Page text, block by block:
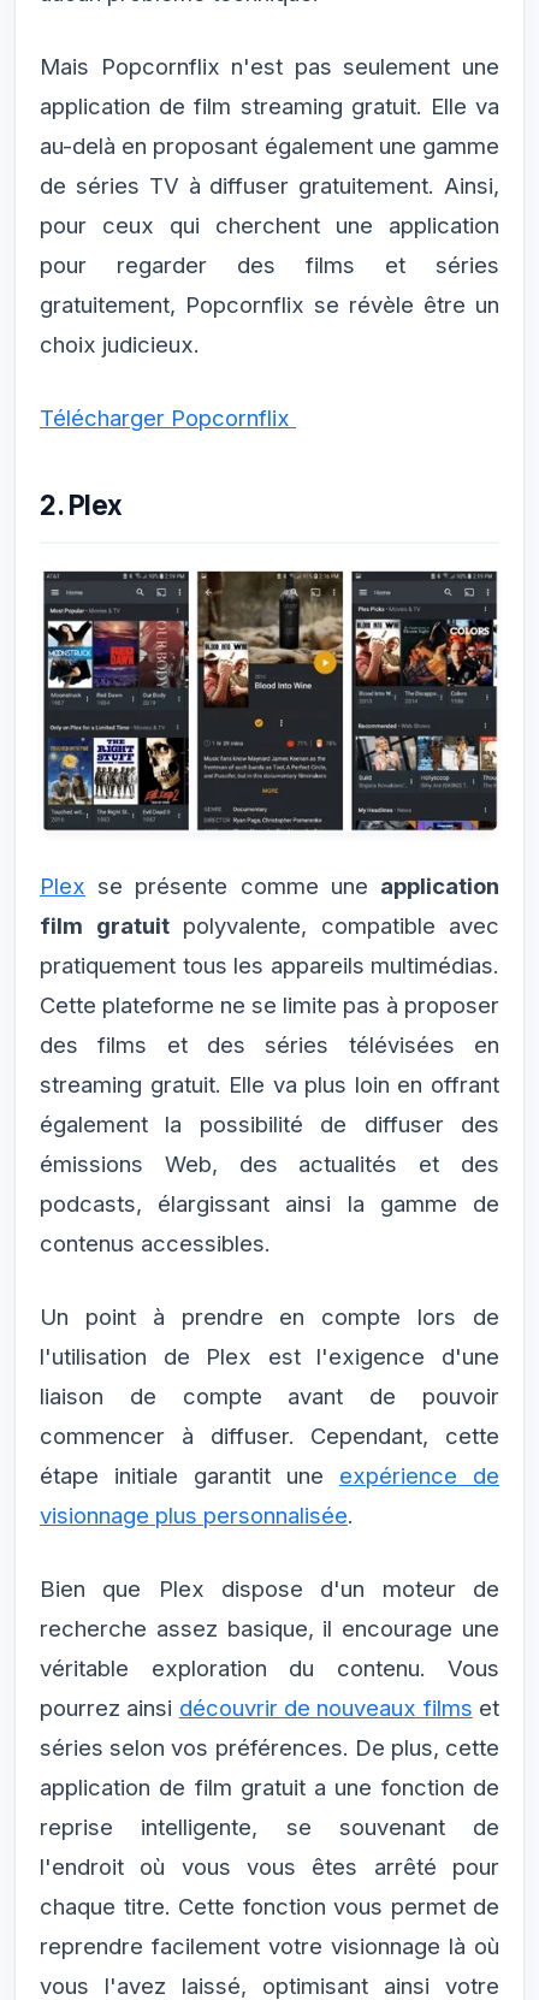
Mais Popcornflix n'est pas seulement une
application de film streaming gratuit. Elle va
au-delà en proposant également une gamme
de séries TV à diffuser gratuitement. Ainsi,
pour ceux qui cherchent une application
pour regarder des films et séries
gratuitement, Popcornflix se révèle être un
choix judicieux.
Télécharger Popcornflix
2. Plex
Plex se présente comme une application
film gratuitpolyvalente, compatible avec
pratiquement tous les appareils multimédias.
Cette plateforme ne se limite pas à proposer
des films et des séries télévisées en
streaming gratuit. Elle va plus loin en offrant
également la possibilité de diffuser des
émissions Web, des actualités et des
podcasts, élargissant ainsi la gamme de
contenus accessibles.
Un point à prendre en compte lors de
l'utilisation de Plex est l'exigence d'une
liaison de compte avant de pouvoir
commencer à diffuser. Cependant, cette
étape initiale garantit une expérience de
visionnage plus personnalisée.
Bien que Plex dispose d'un moteur de
recherche assez basique, il encourage une
véritable exploration du contenu. Vous
pourrez ainsi découvrir de nouveaux films et
séries selon vos préférences. De plus, cette
application de film gratuit a une fonction de
reprise intelligente, se souvenant de
l'endroit où vous vous êtes arrêté pour
chaque titre. Cette fonction vous permet de
reprendre facilement votre visionnage là où
vous l'avez laissé, optimisant ainsi votre